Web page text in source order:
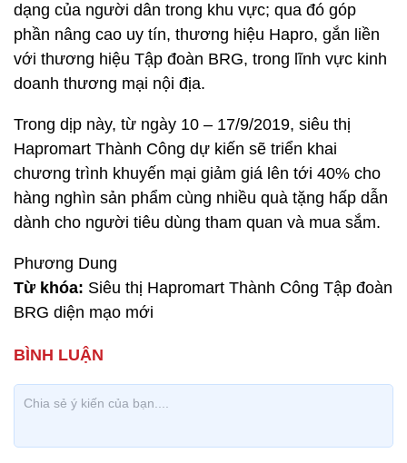
dạng của người dân trong khu vực; qua đó góp
phần nâng cao uy tín, thương hiệu Hapro, gắn liền
với thương hiệu Tập đoàn BRG, trong lĩnh vực kinh
doanh thương mại nội địa.
Trong dịp này, từ ngày 10 – 17/9/2019, siêu thị
Hapromart Thành Công dự kiến sẽ triển khai
chương trình khuyến mại giảm giá lên tới 40% cho
hàng nghìn sản phẩm cùng nhiều quà tặng hấp dẫn
dành cho người tiêu dùng tham quan và mua sắm.
Phương Dung
Từ khóa: Siêu thị Hapromart Thành Công Tập đoàn
BRG diện mạo mới